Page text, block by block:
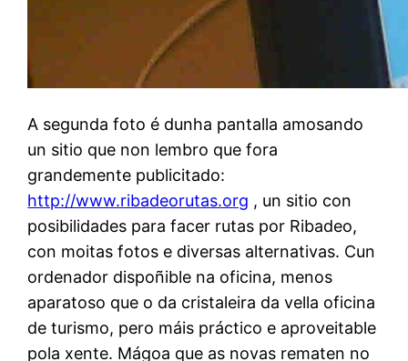
A segunda foto é dunha pantalla amosando
un sitio que non lembro que fora
grandemente publicitado:
http://www.ribadeorutas.org , un sitio con
posibilidades para facer rutas por Ribadeo,
con moitas fotos e diversas alternativas. Cun
ordenador dispoñible na oficina, menos
aparatoso que o da cristaleira da vella oficina
de turismo, pero máis práctico e aproveitable
pola xente. Mágoa que as novas rematen no